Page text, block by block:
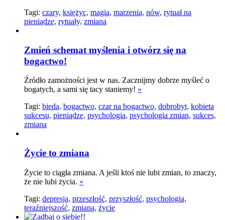
Tagi: czary, księżyc, magia, marzenia, nów, rytuał na
pieniądze, rytuały, zmiana
Zmień schemat myślenia i otwórz się na
bogactwo!
Źródło zamożności jest w nas. Zacznijmy dobrze myśleć o
bogatych, a sami się tacy staniemy! »
Tagi: bieda, bogactwo, czar na bogactwo, dobrobyt, kobieta
sukcesu, pieniądze, psychologia, psychologia zmian, sukces,
zmiana
Życie to zmiana
Życie to ciągła zmiana. A jeśli ktoś nie lubi zmian, to znaczy,
że nie lubi życia. »
Tagi: depresja, przeszłość, przyszłość, psychologia,
teraźniejszość, zmiana, życie